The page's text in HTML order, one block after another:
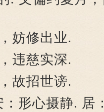
修出业.
慈实深.
招世谤.
心摄静. 居